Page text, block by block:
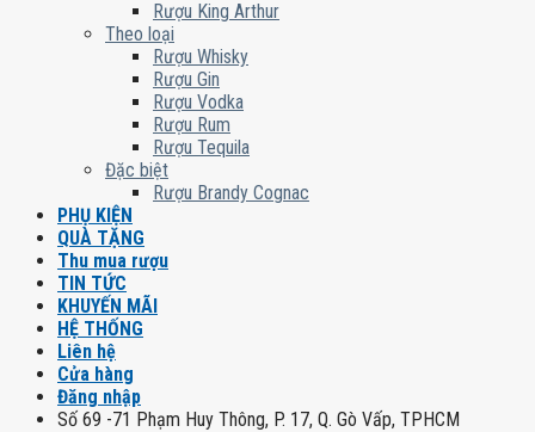
Rượu King Arthur
Theo loại
Rượu Whisky
Rượu Gin
Rượu Vodka
Rượu Rum
Rượu Tequila
Đặc biệt
Rượu Brandy Cognac
PHỤ KIỆN
QUÀ TẶNG
Thu mua rượu
TIN TỨC
KHUYẾN MÃI
HỆ THỐNG
Liên hệ
Cửa hàng
Đăng nhập
Số 69 -71 Phạm Huy Thông, P. 17, Q. Gò Vấp, TPHCM